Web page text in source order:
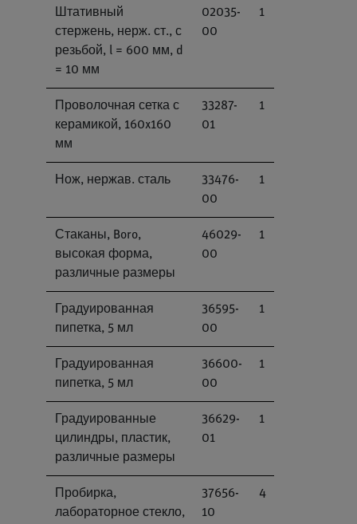
Штативный
стержень, нерж. ст., с
резьбой, l = 600 мм, d
= 10 мм
02035-
00
1
Проволочная сетка с
керамикой, 160x160
мм
33287-
01
1
Нож, нержав. сталь
33476-
00
1
Стаканы, Boro,
высокая форма,
различные размеры
46029-
00
1
Градуированная
пипетка, 5 мл
36595-
00
1
Градуированная
пипетка, 5 мл
36600-
00
1
Градуированные
цилиндры, пластик,
различные размеры
36629-
01
1
Пробирка,
лабораторное стекло,
37656-
10
4